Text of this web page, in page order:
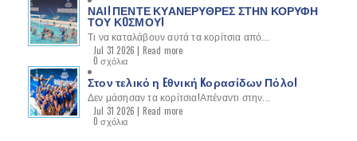
ΝΑΙ! ΠΕΝΤΕ ΚΥΑΝΕΡΥΘΡΕΣ ΣΤΗΝ ΚΟΡΥΦΗ
ΤΟΥ ΚOΣΜΟΥ!
Τι να καταλάβουν αυτά τα κορίτσια από...
Jul 31 2026 | Read more
0 σχόλια
Στον τελικό η Eθνική Kορασίδων Πόλο!
Δεν μάσησαν τα κορίτσια!Απέναντι στην...
Jul 31 2026 | Read more
0 σχόλια